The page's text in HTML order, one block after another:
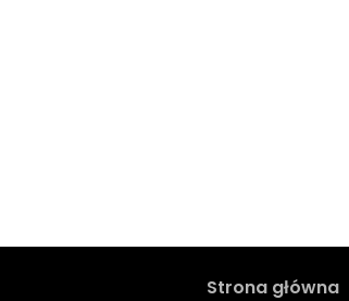
Strona główna